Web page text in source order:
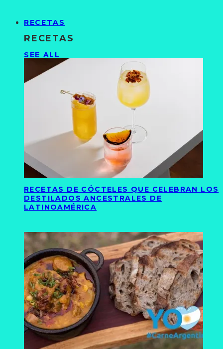
RECETAS
RECETAS
SEE ALL
RECETAS DE CÓCTELES QUE CELEBRAN LOS
DESTILADOS ANCESTRALES DE
LATINOAMÉRICA